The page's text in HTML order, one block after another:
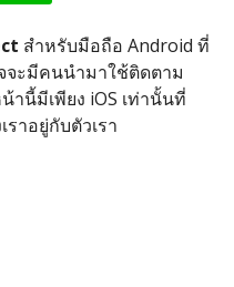
สำหรับมือถือ Android ที่
จะมีคนนำมาใช้ติดตาม
านี้มีเพียง iOS เท่านั้นที่
าอยู่กับตัวเรา